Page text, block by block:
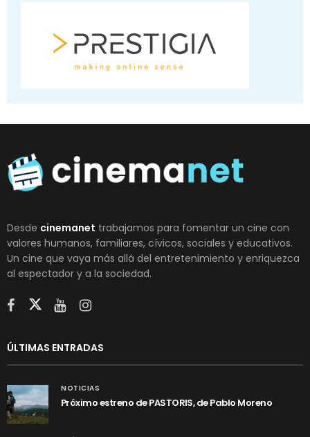
Desde cinemanet trabajamos para fomentar un cine con
valores humanos, familiares, cívicos, sociales y educativos.
Un cine que vaya más allá del entretenimiento y enriquezca
al espectador y a la sociedad.
ÚLTIMAS ENTRADAS
NOTICIAS
Próximo estreno de PASTORIS, de Pablo Moreno